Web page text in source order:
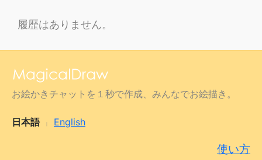
履歴はありません。
お絵かきチャットを１秒で作成、みんなでお絵描き。
日本語 English
使い方